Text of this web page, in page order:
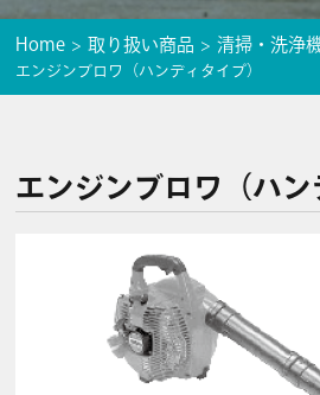
Home 取り扱い商品 清掃・洗浄
エンジンブロワ（ハンディタイプ）
エンジンブロワ（ハン